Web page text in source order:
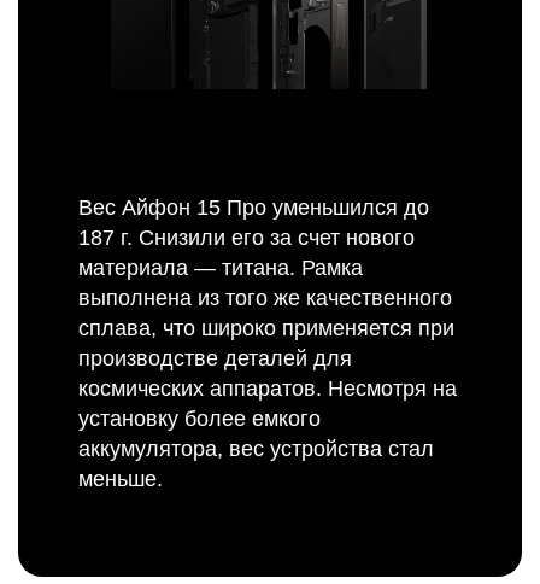
Вес Айфон 15 Про уменьшился до
187 г. Снизили его за счет нового
материала — титана. Рамка
выполнена из того же качественного
сплава, что широко применяется при
производстве деталей для
космических аппаратов. Несмотря на
установку более емкого
аккумулятора, вес устройства стал
меньше.